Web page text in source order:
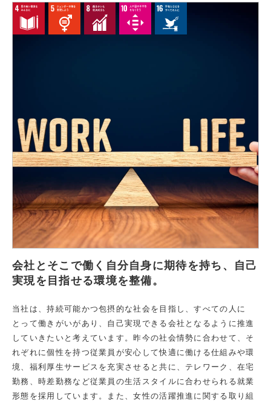
会社とそこで働く自分自身に期待を持ち、自己
実現を目指せる環境を整備。
当社は、持続可能かつ包摂的な社会を目指し、すべての人に
とって働きがいがあり、自己実現できる会社となるように推進
していきたいと考えています。昨今の社会情勢に合わせて、そ
れぞれに個性を持つ従業員が安心して快適に働ける仕組みや環
境、福利厚生サービスを充実させると共に、テレワーク、在宅
勤務、時差勤務など従業員の生活スタイルに合わせられる就業
形態を採用しています。また、女性の活躍推進に関する取り組